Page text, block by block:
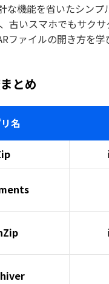
な機能を省いたシンプ
古いスマホでもサク
ファイルの開き方を
とめ
名